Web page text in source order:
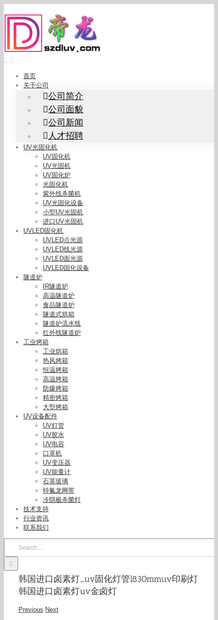
to
content
首页
关于公司
公司简介
公司面貌
公司新闻
人才招聘
UV光固化机
UV固化机
UV光固机
UV固化炉
光固化机
紫外线杀菌机
UV光固化设备
小型UV光固机
进口UV光固机
UVLED固化机
UVLED点光源
UVLED线光源
UVLED面光源
UVLED固化设备
隧道炉
IR隧道炉
高温隧道炉
食品隧道炉
隧道式烘箱
隧道炉流水线
红外线隧道炉
工业烤箱
工业烘箱
热风烤箱
恒温烤箱
高温烤箱
防爆烤箱
精密烤箱
大型烤箱
UV设备配件
UV灯管
UV胶水
UV电容
口罩机
UV变压器
UV能量计
石英玻璃
特氟龙网带
冷阴极杀菌灯
技术支持
行业资讯
联系我们
韩国进口卤素灯_uv固化灯管l830mmuv印刷灯
韩国进口卤素灯uv金卤灯
Previous Next